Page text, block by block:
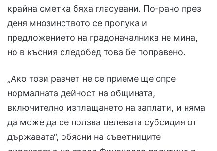
крайна сметка бяха гласувани. По-рано през
деня мнозинството се пропука и
предложението на градоначалника не мина,
но в късния следобед това бе поправено.
„Ако този разчет не се приеме ще спре
нормалната дейност на общината,
включително изплащането на заплати, и няма
да може да се ползва целевата субсидия от
държавата“, обясни на съветниците